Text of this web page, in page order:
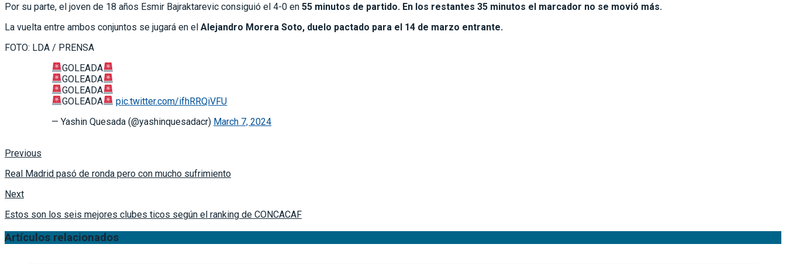
Por su parte, el joven de 18 años Esmir Bajraktarevic consiguió el 4-0 en 55 minutos de partido. En los restantes 35 minutos el marcador no se movió más.
La vuelta entre ambos conjuntos se jugará en el Alejandro Morera Soto, duelo pactado para el 14 de marzo entrante.
FOTO: LDA / PRENSA
GOLEADA
GOLEADA
GOLEADA
GOLEADA
pic.twitter.com/ifhRRQiVFU
— Yashin Quesada (@yashinquesadacr) March 7, 2024
Previous
Real Madrid pasó de ronda pero con mucho sufrimiento
Next
Estos son los seis mejores clubes ticos según el ranking de CONCACAF
Artículos relacionados